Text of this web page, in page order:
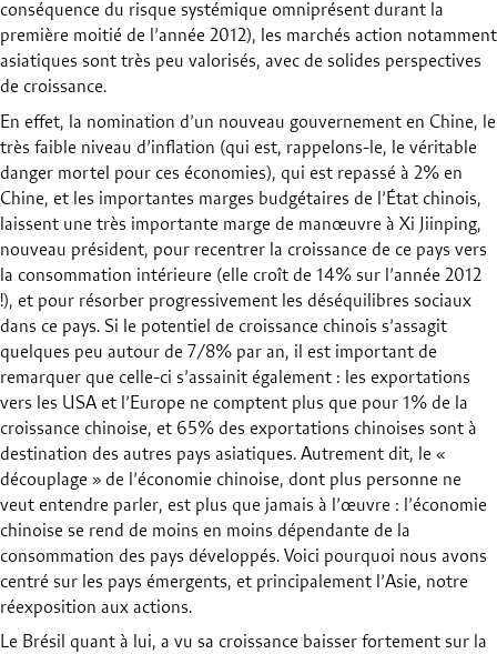
conséquence du risque systémique omniprésent durant la
première moitié de l’année 2012), les marchés action notamment
asiatiques sont très peu valorisés, avec de solides perspectives
de croissance.
En effet, la nomination d’un nouveau gouvernement en Chine, le
très faible niveau d’inflation (qui est, rappelons-le, le véritable
danger mortel pour ces économies), qui est repassé à 2% en
Chine, et les importantes marges budgétaires de l’État chinois,
laissent une très importante marge de manœuvre à Xi Jiinping,
nouveau président, pour recentrer la croissance de ce pays vers
la consommation intérieure (elle croît de 14% sur l’année 2012
!), et pour résorber progressivement les déséquilibres sociaux
dans ce pays. Si le potentiel de croissance chinois s’assagit
quelques peu autour de 7/8% par an, il est important de
remarquer que celle-ci s’assainit également : les exportations
vers les USA et l’Europe ne comptent plus que pour 1% de la
croissance chinoise, et 65% des exportations chinoises sont à
destination des autres pays asiatiques. Autrement dit, le «
découplage » de l’économie chinoise, dont plus personne ne
veut entendre parler, est plus que jamais à l’œuvre : l’économie
chinoise se rend de moins en moins dépendante de la
consommation des pays développés. Voici pourquoi nous avons
centré sur les pays émergents, et principalement l’Asie, notre
réexposition aux actions.
Le Brésil quant à lui, a vu sa croissance baisser fortement sur la